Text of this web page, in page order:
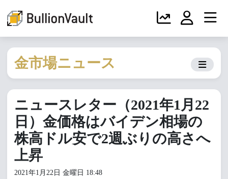
金市場ニュース
ニュースレター（2021年1月22
日）金価格はバイデン相場の
株高ドル安で2週ぶりの高さへ
上昇
2021年1月22日 金曜日 18:48